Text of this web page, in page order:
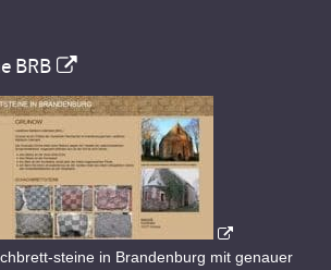
BRB
steine in Brandenburg mit genauer